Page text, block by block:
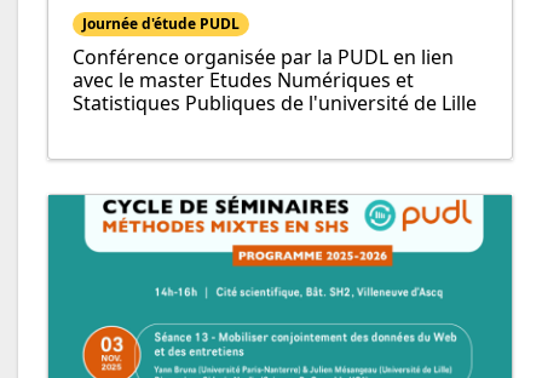
Journée d'étude PUDL
Conférence organisée par la PUDL en lien
avec le master Etudes Numériques et
Statistiques Publiques de l'université de Lille